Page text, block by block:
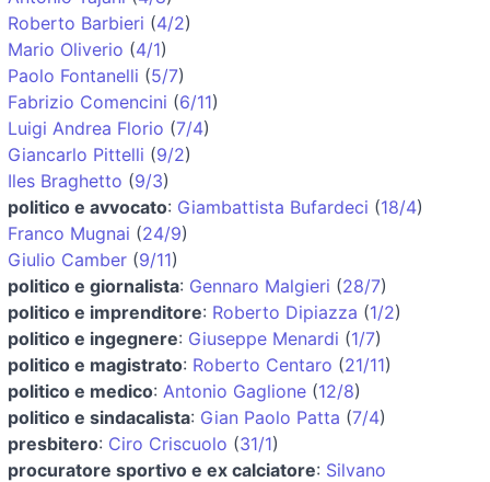
Roberto Barbieri (4/2)
Mario Oliverio (4/1)
Paolo Fontanelli (5/7)
Fabrizio Comencini (6/11)
Luigi Andrea Florio (7/4)
Giancarlo Pittelli (9/2)
Iles Braghetto (9/3)
politico e avvocato: Giambattista Bufardeci (18/4)
Franco Mugnai (24/9)
Giulio Camber (9/11)
politico e giornalista: Gennaro Malgieri (28/7)
politico e imprenditore: Roberto Dipiazza (1/2)
politico e ingegnere: Giuseppe Menardi (1/7)
politico e magistrato: Roberto Centaro (21/11)
politico e medico: Antonio Gaglione (12/8)
politico e sindacalista: Gian Paolo Patta (7/4)
presbitero: Ciro Criscuolo (31/1)
procuratore sportivo e ex calciatore: Silvano